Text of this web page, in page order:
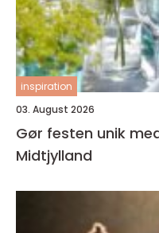
inspiration
03. August 2026
Gør festen unik
Midtjylland